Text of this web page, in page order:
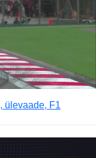
ülevaade, F1